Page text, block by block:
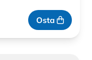
Osta